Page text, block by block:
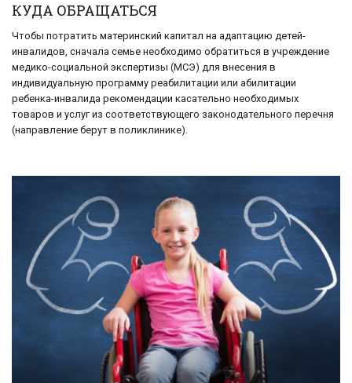
КУДА ОБРАЩАТЬСЯ
Чтобы потратить материнский капитал на адаптацию детей-
инвалидов, сначала семье необходимо обратиться в учреждение
медико-социальной экспертизы (МСЭ) для внесения в
индивидуальную программу реабилитации или абилитации
ребенка-инвалида рекомендации касательно необходимых
товаров и услуг из соответствующего законодательного перечня
(направление берут в поликлинике).